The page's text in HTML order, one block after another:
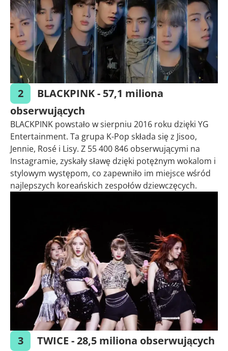
2
BLACKPINK - 57,1 miliona
obserwujących
BLACKPINK powstało w sierpniu 2016 roku dzięki YG
Entertainment. Ta grupa K-Pop składa się z Jisoo,
Jennie, Rosé i Lisy. Z 55 400 846 obserwującymi na
Instagramie, zyskały sławę dzięki potężnym wokalom i
stylowym występom, co zapewniło im miejsce wśród
najlepszych koreańskich zespołów dziewczęcych.
3 TWICE - 28,5 miliona obserwujących